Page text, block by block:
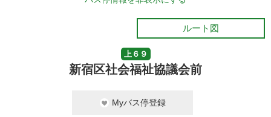
ルート図
上６９
新宿区社会福祉協議会前
Myバス停登録